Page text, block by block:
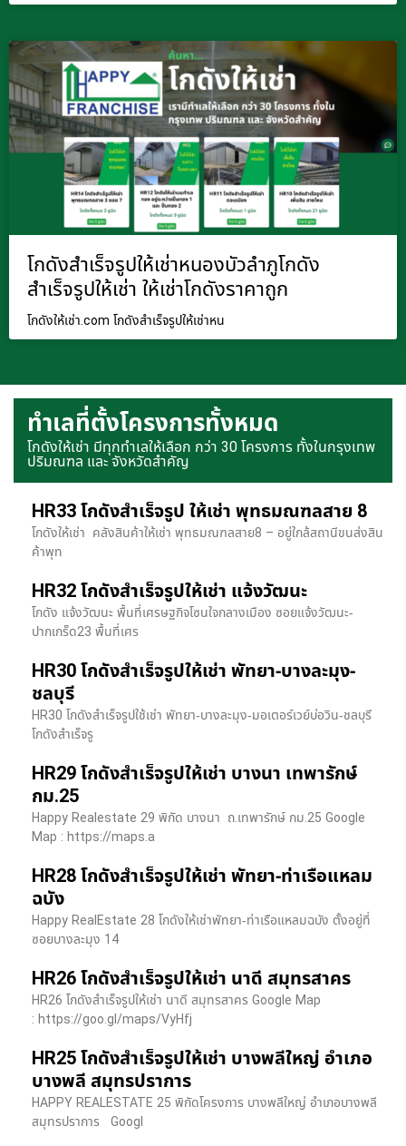
โกดังสำเร็จรูปให้เช่าหนองบัวลำภูโกดัง
สำเร็จรูปให้เช่า ให้เช่าโกดังราคาถูก
โกดังให้เช่า.com โกดังสำเร็จรูปให้เช่าหน
ทำเลที่ตั้งโครงการทั้งหมด
โกดังให้เช่า มีทุกทำเลให้เลือก กว่า 30 โครงการ ทั้งในกรุงเทพ
ปริมณฑล และ จังหวัดสำคัญ
HR33 โกดังสำเร็จรูป ให้เช่า พุทธมณฑลสาย 8
โกดังให้เช่า คลังสินค้าให้เช่า พุทธมณฑลสาย8 – อยู่ใกล้สถานีขนส่งสิน
ค้าพุท
HR32 โกดังสำเร็จรูปให้เช่า แจ้งวัฒนะ
โกดัง แจ้งวัฒนะ พื้นที่เศรษฐกิจโซนใจกลางเมือง ซอยแจ้งวัฒนะ-
ปากเกร็ด23 พื้นที่เศร
HR30 โกดังสำเร็จรูปให้เช่า พัทยา-บางละมุง-
ชลบุรี
HR30 โกดังสำเร็จรูปใช้เช่า พัทยา-บางละมุง-มอเตอร์เวย์บ่อวิน-ชลบุรี
โกดังสำเร็จรู
HR29 โกดังสำเร็จรูปให้เช่า บางนา เทพารักษ์
กม.25
Happy Realestate 29 พิกัด บางนา​ ถ.เทพารักษ์ กม.25 Google
Map : ​https://maps.a
HR28 โกดังสำเร็จรูปให้เช่า พัทยา-ท่าเรือแหลม
ฉบัง
Happy RealEstate 28 โกดังให้เช่าพัทยา-ท่าเรือแหลมฉบัง ตั้งอยู่ที่
ซอยบางละมุง 14
HR26 โกดังสำเร็จรูปให้เช่า นาดี สมุทรสาคร
HR26 โกดังสำเร็จรูปให้เช่า นาดี สมุทรสาคร Google Map
: https://goo.gl/maps/VyHfj
HR25 โกดังสำเร็จรูปให้เช่า บางพลีใหญ่ อำเภอ
บางพลี สมุทรปราการ
HAPPY REALESTATE 25 พิกัดโครงการ บางพลีใหญ่ อำเภอบางพลี
สมุทรปราการ Googl